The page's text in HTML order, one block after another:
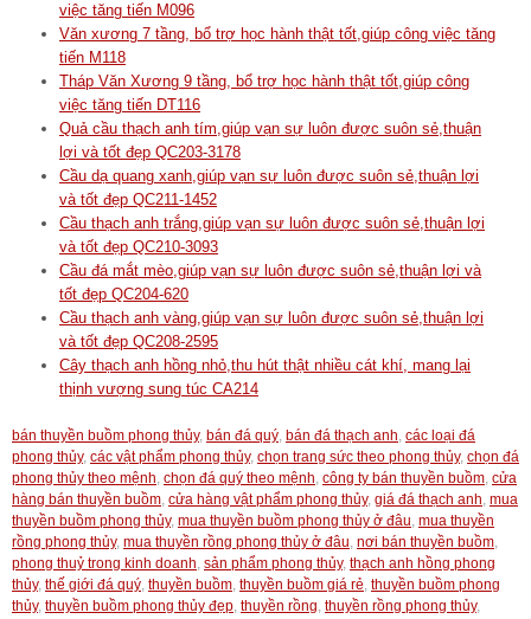
việc tăng tiến M096
Văn xương 7 tầng, bổ trợ học hành thật tốt,giúp công việc tăng
tiến M118
Tháp Văn Xương 9 tầng, bổ trợ học hành thật tốt,giúp công
việc tăng tiến DT116
Quả cầu thạch anh tím,giúp vạn sự luôn được suôn sẻ,thuận
lợi và tốt đẹp QC203-3178
Cầu dạ quang xanh,giúp vạn sự luôn được suôn sẻ,thuận lợi
và tốt đẹp QC211-1452
Cầu thạch anh trắng,giúp vạn sự luôn được suôn sẻ,thuận lợi
và tốt đẹp QC210-3093
Cầu đá mắt mèo,giúp vạn sự luôn được suôn sẻ,thuận lợi và
tốt đẹp QC204-620
Cầu thạch anh vàng,giúp vạn sự luôn được suôn sẻ,thuận lợi
và tốt đẹp QC208-2595
Cây thạch anh hồng nhỏ,thu hút thật nhiều cát khí, mang lại
thịnh vượng sung túc CA214
bán thuyền buồm phong thủy, bán đá quý, bán đá thạch anh, các loại đá
phong thủy, các vật phẩm phong thủy, chọn trang sức theo phong thủy, chọn đá
phong thủy theo mệnh, chọn đá quý theo mệnh, công ty bán thuyền buồm, cửa
hàng bán thuyền buồm, cửa hàng vật phẩm phong thủy, giá đá thạch anh, mua
thuyền buồm phong thủy, mua thuyền buồm phong thủy ở đâu, mua thuyền
rồng phong thủy, mua thuyền rồng phong thủy ở đâu, nơi bán thuyền buồm,
phong thuỷ trong kinh doanh, sản phẩm phong thủy, thạch anh hồng phong
thủy, thế giới đá quý, thuyền buồm, thuyền buồm giá rẻ, thuyền buồm phong
thủy, thuyền buồm phong thủy đẹp, thuyền rồng, thuyền rồng phong thủy,